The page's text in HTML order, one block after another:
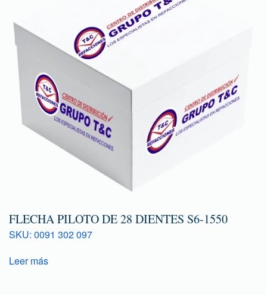
FLECHA PILOTO DE 28 DIENTES S6-1550
SKU: 0091 302 097
Leer más